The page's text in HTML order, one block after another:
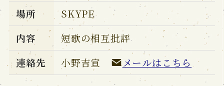
場所
SKYPE
内容
短歌の相互批評
連絡先
小野吉宣 メールはこちら